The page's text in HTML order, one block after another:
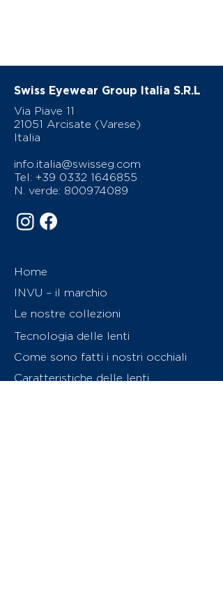
Swiss Eyewear Group Italia S.R.L
Via Piave 11
21051 Arcisate (Varese)
Italia
info.italia@swisseg.com
Tel: +39 0332 1646855
N. verde: 800974089
Home
INVU – il marchio
Le nostre collezioni
Tecnologia delle lenti
Come sono fatti i nostri occhiali
Caratteristiche delle lenti